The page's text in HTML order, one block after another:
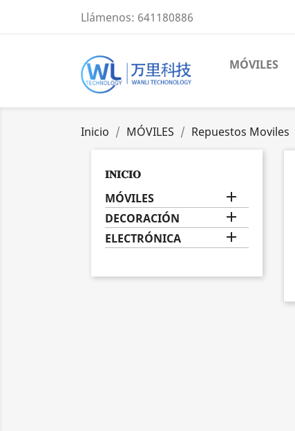
Llámenos: 641180886
MÓVILES
Inicio MÓVILES Repuestos Moviles
𝐈𝐍𝐈𝐂𝐈𝐎
MÓVILES 
DECORACIÓN 
ELECTRÓNICA 